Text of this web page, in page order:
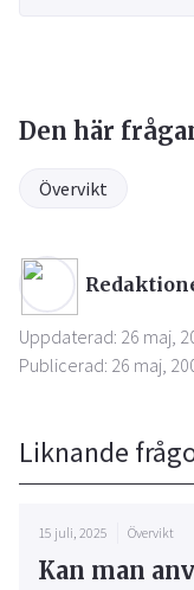
Den här
Övervikt
Uppdaterad: 26 maj,
Publicerad: 26 maj,
Liknande
15 juli, 2025 Övervikt
Kan man